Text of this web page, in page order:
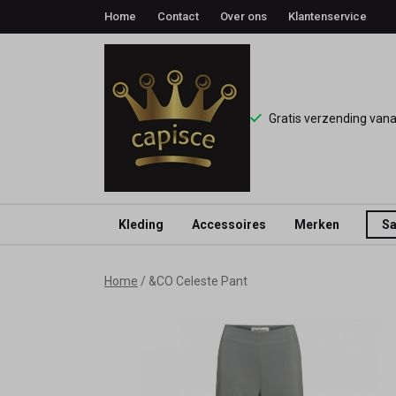
Home Contact Over ons Klantenservice
Gratis verzending
Kleding Accessoires Merken
Home &CO Celeste Pant